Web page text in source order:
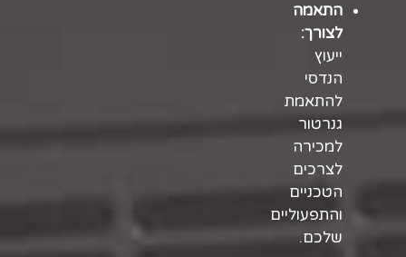
התאמה
לצורך:
ייעוץ
הנדסי
להתאמת
גנרטור
למכירה
לצרכים
הטכניים
והתפעוליים
שלכם.